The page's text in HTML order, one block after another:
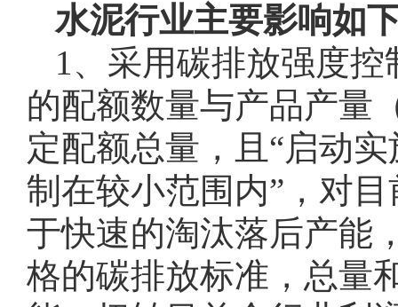
水泥行业主要影响如
1、采用碳排放强度
的配额数量与产品产量
定配额总量，且“启动
制在较小范围内”，对
于快速的淘汰落后产能
格的碳排放标准，总量